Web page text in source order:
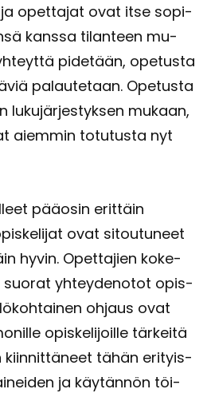
opet­ta­jat ovat itse so­pi­
kans­sa ti­lan­teen mu­
pi­de­tään, ope­tus­ta
pa­lau­te­taan. Ope­tus­ta
lu­ku­jär­jes­tyk­sen mu­kaan,
ai­em­min to­tu­tus­ta nyt
pää­osin erit­täin
ovat si­tou­tu­neet
hyvin. Opet­ta­jien ko­ke­
suo­rat yh­tey­de­no­tot opis­
oh­jaus ovat
opis­ke­li­joil­le tär­kei­tä
kiin­nit­tä­neet tähän eri­tyis­
ja käy­tän­nön töi­